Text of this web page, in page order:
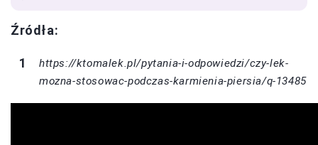
Źródła:
https://ktomalek.pl/pytania-i-odpowiedzi/czy-lek-
mozna-stosowac-podczas-karmienia-piersia/q-13485